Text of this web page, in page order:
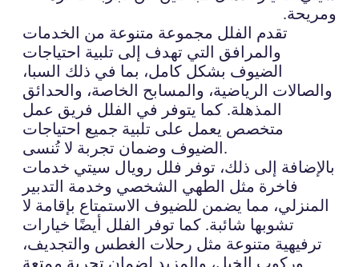
ومريحة.
تقدم الفلل مجموعة متنوعة من الخدمات
والمرافق التي تهدف إلى تلبية احتياجات
الضيوف بشكل كامل، بما في ذلك السبا،
والصالات الرياضية، والمسابح الخاصة، والحدائق
المذهلة. كما يتوفر في الفلل فريق عمل
متخصص يعمل على تلبية جميع احتياجات
الضيوف وضمان تجربة لا تُنسى.
بالإضافة إلى ذلك، توفر فلل رويال سيتي خدمات
فاخرة مثل الطهي الشخصي وخدمة التدبير
المنزلي، مما يضمن للضيوف الاستمتاع بإقامة لا
تشوبها شائبة. كما توفر الفلل أيضًا خيارات
ترفيهية متنوعة مثل رحلات الغطس والتجديف،
وركوب الخيل، والمزيد لضمان تجربة ممتعة